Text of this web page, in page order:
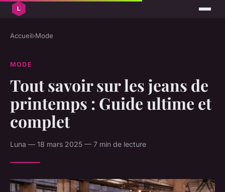
Accueil›Mode
MODE
Tout savoir sur les jeans de
printemps : Guide ultime et
complet
Luna — 18 mars 2025 — 7 min de lecture